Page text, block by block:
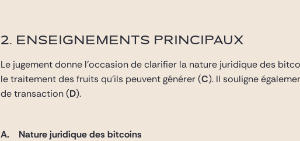
2. ENSEIGNEMENTS PRINCIPAUX
Le jugement donne l’occasion de clarifier la nature juridique des
le traitement des fruits qu’ils peuvent générer (C). Il souligne
de transaction (D).
A. Nature juridique des bitcoins